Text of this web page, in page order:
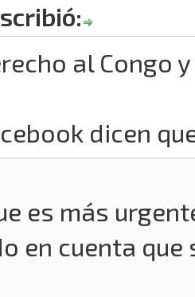
al Congo
dicen
es más
en cuenta